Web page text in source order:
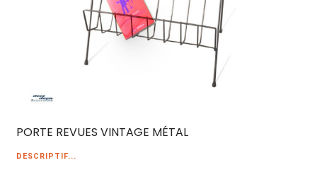
PORTE REVUES VINTAGE MÉTAL
DESCRIPTIF...